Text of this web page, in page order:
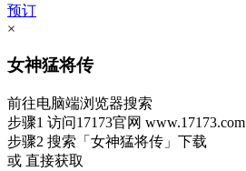
预订
×
女神猛将传
前往电脑端浏览器搜索
步骤1 访问17173官网 www.17173.com
步骤2 搜索 「女神猛将传」 下载
或 直接获取